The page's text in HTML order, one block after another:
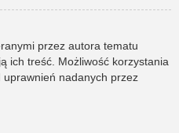
przez autora tematu
ich treść. Możliwość korzystania
nadanych przez